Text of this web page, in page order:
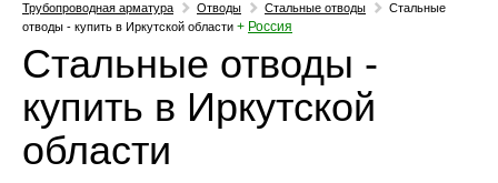
Трубопроводная арматура
Отводы Стальные отводы
Стальные
отводы - купить в Иркутской области + Россия
Стальные отводы -
купить в Иркутской
области